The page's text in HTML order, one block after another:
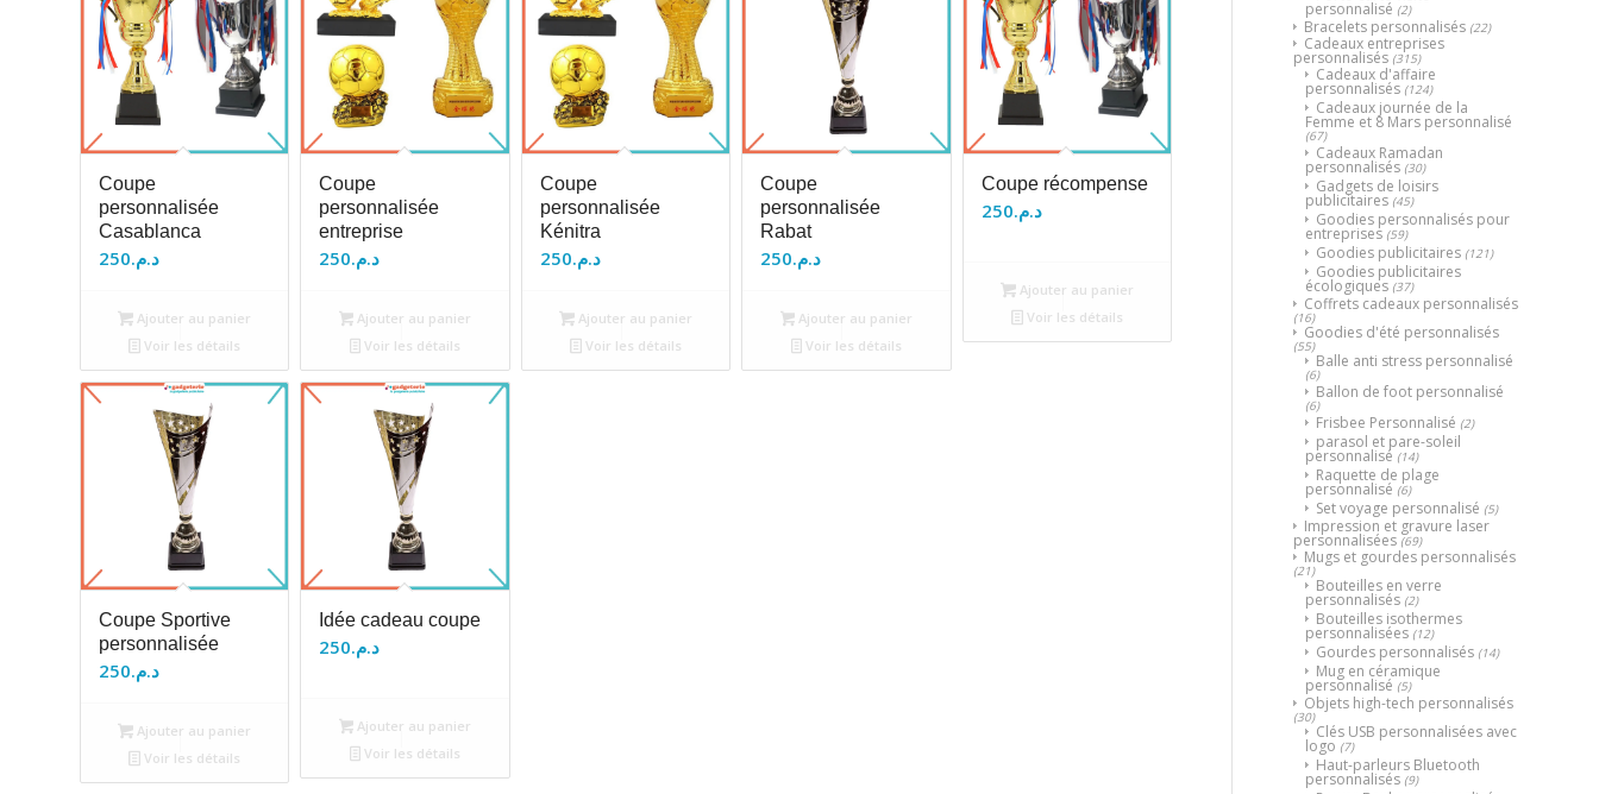
Coupe
personnalisée
Casablanca
د.م.250
Ajouter au panier
Voir les détails
Coupe
personnalisée
entreprise
د.م.250
Ajouter au panier
Voir les détails
Coupe
personnalisée
Kénitra
د.م.250
Ajouter au panier
Voir les détails
Coupe
personnalisée
Rabat
د.م.250
Ajouter au panier
Voir les détails
Coupe récompense
د.م.250
Ajouter au panier
Voir les détails
Coupe Sportive
personnalisée
د.م.250
Ajouter au panier
Voir les détails
Idée cadeau coupe
د.م.250
Ajouter au panier
Voir les détails
personnalisé (2)
Bracelets personnalisés (22)
Cadeaux entreprises
personnalisés (315)
Cadeaux d'affaire
personnalisés (124)
Cadeaux journée de la
Femme et 8 Mars personnalisé
(67)
Cadeaux Ramadan
personnalisés (30)
Gadgets de loisirs
publicitaires (45)
Goodies personnalisés pour
entreprises (59)
Goodies publicitaires (121)
Goodies publicitaires
écologiques (37)
Coffrets cadeaux personnalisés
(16)
Goodies d'été personnalisés
(55)
Balle anti stress personnalisé
(6)
Ballon de foot personnalisé
(6)
Frisbee Personnalisé (2)
parasol et pare-soleil
personnalisé (14)
Raquette de plage
personnalisé (6)
Set voyage personnalisé (5)
Impression et gravure laser
personnalisées (69)
Mugs et gourdes personnalisés
(21)
Bouteilles en verre
personnalisés (2)
Bouteilles isothermes
personnalisées (12)
Gourdes personnalisés (14)
Mug en céramique
personnalisé (5)
Objets high-tech personnalisés
(30)
Clés USB personnalisées avec
logo (7)
Haut-parleurs Bluetooth
personnalisés (9)